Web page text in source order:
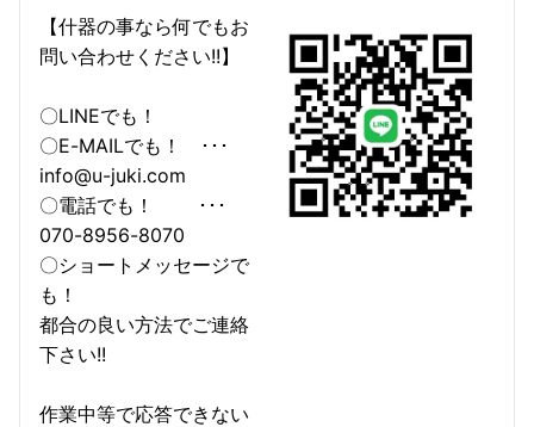
【什器の事なら何でもお
問い合わせください!!】
〇LINEでも！
〇E-MAILでも！ ･･･
info@u-juki.com
〇電話でも！ ･･･
070-8956-8070
〇ショートメッセージで
も！
都合の良い方法でご連絡
下さい!!
作業中等で応答できない